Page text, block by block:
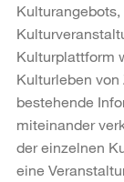
Kulturplattform
Kulturleben
bestehende
miteinander
der einzelnen
eine